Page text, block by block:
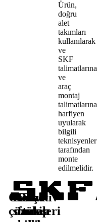
Ürün,
doğru
alet
takımları
kullanılarak
ve
SKF
talimatlarına
ve
araç
montaj
talimatlarına
harfiyen
uyularak
bilgili
teknisyenler
tarafından
monte
edilmelidir.
Otomotiv
çözümleri
Satış
sonrası
Daha
fazla
Bizi
takip